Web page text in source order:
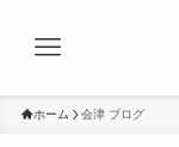
ホーム 会津 ブログ